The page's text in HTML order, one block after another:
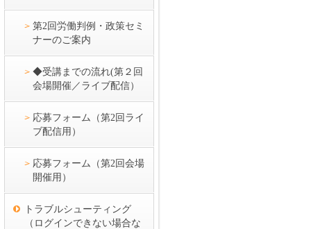
第2回労働判例・政策セミ
ナーのご案内
◆受講までの流れ(第２回
会場開催／ライブ配信）
応募フォーム（第2回ライ
ブ配信用）
応募フォーム（第2回会場
開催用）
トラブルシューティング
（ログインできない場合な